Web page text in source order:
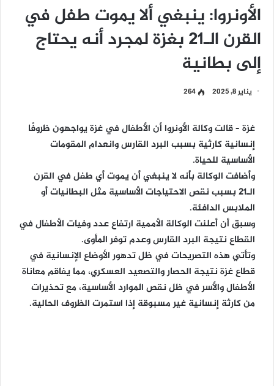
الأونروا: ينبغي ألا يموت طفل في
القرن الـ21 بغزة لمجرد أنه يحتاج
إلى بطانية
يناير 8, 2025 264
غزة – قالت وكالة الأونروا أن الأطفال في غزة يواجهون ظروفًا
إنسانية كارثية بسبب البرد القارس وانعدام المقومات
الأساسية للحياة.
وأضافت الوكالة بأنه لا ينبغي أن يموت أي طفل في القرن
الـ21 بسبب نقص الاحتياجات الأساسية مثل البطانيات أو
الملابس الدافئة.
وسبق أن أعلنت الوكالة الأممية ارتفاع عدد وفيات الأطفال في
القطاع نتيجة البرد القارس وعدم توفر المأوى.
وتأتي هذه التصريحات في ظل تدهور الأوضاع الإنسانية في
قطاع غزة نتيجة الحصار والتصعيد العسكري، مما يفاقم معاناة
الأطفال والأسر في ظل نقص الموارد الأساسية، مع تحذيرات
من كارثة إنسانية غير مسبوقة إذا استمرت الظروف الحالية.